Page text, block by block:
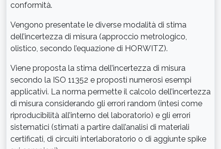
conformità.
Vengono presentate le diverse modalità di stima
dell’incertezza di misura (approccio metrologico,
olistico, secondo l’equazione di HORWITZ).
Viene proposta la stima dell’incertezza di misura
secondo la ISO 11352 e proposti numerosi esempi
applicativi. La norma permette il calcolo dell’incertezza
di misura considerando gli errori random (intesi come
riproducibilità all’interno del laboratorio) e gli errori
sistematici (stimati a partire dall’analisi di materiali
certificati, di circuiti interlaboratorio o di aggiunte spike